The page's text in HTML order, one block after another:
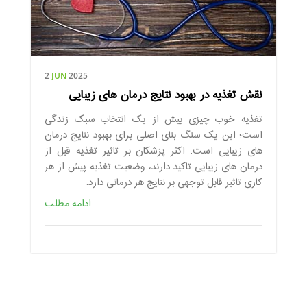
2 JUN2025
نقش تغذیه در بهبود نتایج درمان های زیبایی
تغذیه خوب چیزی بیش از یک انتخاب سبک زندگی
است؛ این یک سنگ بنای اصلی برای بهبود نتایج درمان
های زیبایی است. اکثر پزشکان بر تاثیر تغذیه قبل از
درمان های زیبایی تاکید دارند، وضعیت تغذیه پیش از هر
کاری تاثیر قابل توجهی بر نتایج هر درمانی دارد.
ادامه مطلب